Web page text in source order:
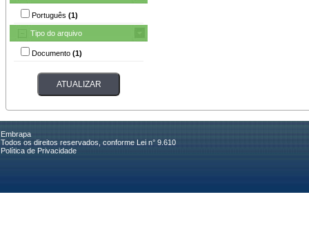
Português (1)
Tipo do arquivo
Documento (1)
Embrapa
Todos os direitos reservados, conforme Lei n° 9.610
Política de Privacidade